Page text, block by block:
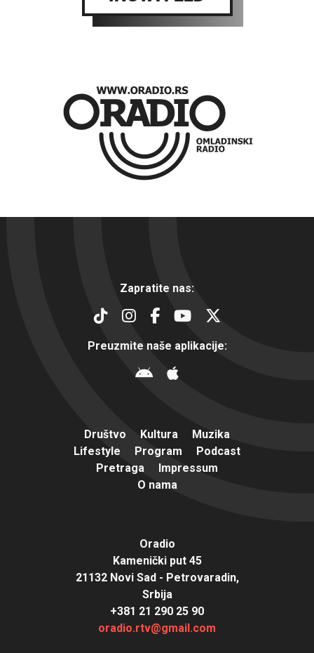
Zapratite nas:
Preuzmite naše aplikacije:
Društvo Kultura
Muzika
Lifestyle
Program
Podcast
Pretraga
Impressum
O nama
Oradio
Kamenički put 45
21132 Novi Sad - Petrovaradin,
Srbija
+381 21 290 25 90
oradio.rtv@gmail.com